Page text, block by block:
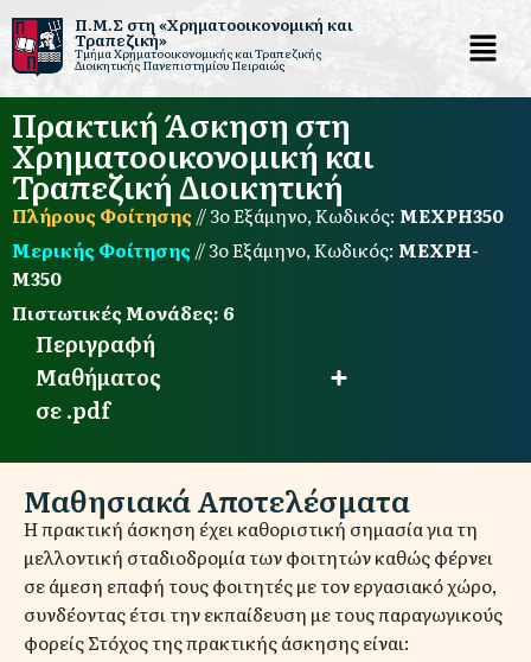
Μεταπηδήστε
στο
περιεχόμενο
Π.Μ.Σ στη «Χρηματοοικονομική και
Τραπεζική»
Τμήμα Χρηματοοικονομικής και Τραπεζικής
Διοικητικής Πανεπιστημίου Πειραιώς
Πρακτική Άσκηση στη
Χρηματοοικονομική και
Τραπεζική Διοικητική
Πλήρους Φοίτησης // 3o Εξάμηνο, Κωδικός: ΜΕΧΡΗ350
Μερικής Φοίτησης // 3o Εξάμηνο, Κωδικός: ΜΕΧΡΗ-
Μ350
Πιστωτικές Μονάδες: 6
Περιγραφή
Μαθήματος
σε .pdf
Μαθησιακά Αποτελέσματα
Η πρακτική άσκηση έχει καθοριστική σημασία για τη
μελλοντική σταδιοδρομία των φοιτητών καθώς φέρνει
σε άμεση επαφή τους φοιτητές με τον εργασιακό χώρο,
συνδέοντας έτσι την εκπαίδευση με τους παραγωγικούς
φορείς Στόχος της πρακτικής άσκησης είναι: